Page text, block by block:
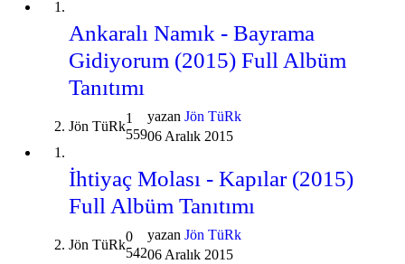
Ankaralı Namık - Bayrama
Gidiyorum (2015) Full Albüm
Tanıtımı
Jön TüRk
1
559
yazan Jön TüRk
06 Aralık 2015
İhtiyaç Molası - Kapılar (2015)
Full Albüm Tanıtımı
Jön TüRk
0
542
yazan Jön TüRk
06 Aralık 2015